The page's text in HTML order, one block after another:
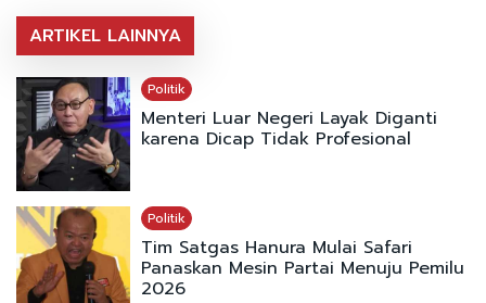
ARTIKEL LAINNYA
Politik
Menteri Luar Negeri Layak Diganti
karena Dicap Tidak Profesional
Politik
Tim Satgas Hanura Mulai Safari
Panaskan Mesin Partai Menuju Pemilu
2026